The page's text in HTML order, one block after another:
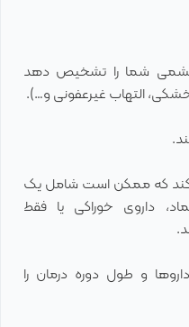
شما را تشخیص دهد
خشکی، التهاب غیرعفونی و…).
کند که ممکن است شامل یک
داروی خوراکی یا فقط
و طول دوره درمان را